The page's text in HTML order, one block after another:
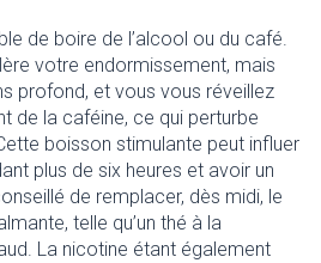
de boire de l’alcool ou du café.
votre endormissement, mais
profond, et vous vous réveillez
de la caféine, ce qui perturbe
boisson stimulante peut influer
plus de six heures et avoir un
de remplacer, dès midi, le
telle qu’un thé à la
La nicotine étant également